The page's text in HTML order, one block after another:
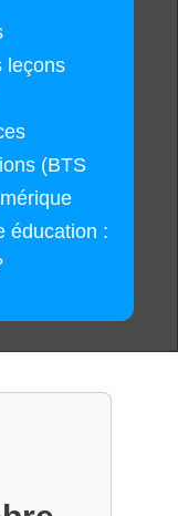
leçons
(BTS
éducation :